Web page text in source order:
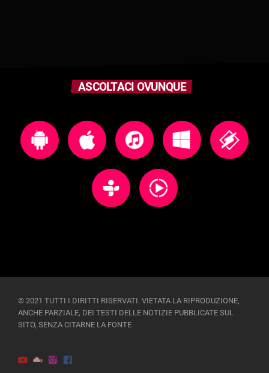
ASCOLTACI OVUNQUE
© 2021 TUTTI I DIRITTI RISERVATI. VIETATA LA RIPRODUZIONE,
ANCHE PARZIALE, DEI TESTI DELLE NOTIZIE PUBBLICATE SUL
SITO, SENZA CITARNE LA FONTE